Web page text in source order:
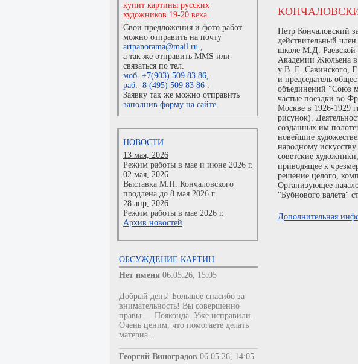
купит картины русских
художников 19-20 века.
Свои предложения и фото работ
можно отправить на почту
artpanorama@mail.ru ,
а так же отправить MMS или
связаться по тел.
моб. +7(903) 509 83 86,
раб. 8 (495) 509 83 86 .
Заявку так же можно отправить
заполнив форму на сайте.
НОВОСТИ
13 мая, 2026
Режим работы в мае и июне 2026 г.
02 мая, 2026
Выставка М.П. Кончаловского
продлена до 8 мая 2026 г.
28 апр, 2026
Режим работы в мае 2026 г.
Архив новостей
ОБСУЖДЕНИЕ КАРТИН
Нет имени 06.05.26, 15:05
Добрый день! Большое спасибо за
внимательность! Вы совершенно
правы — Пояконда. Уже исправили.
Очень ценим, что помогаете делать
материа...
Георгий Виноградов 06.05.26, 14:05
Петр Кончаловский
действительный
школе М.Д.
Академии Жюльена
у В. Е. Савинского,
и председатель
объединений "Союз
частые поездки во
Москве в 1926-1929
рисунок).
созданных им
новейшие
народному
советские
приводящее к
решение целого,
Организующее
"Бубнового валета"
Дополнительная